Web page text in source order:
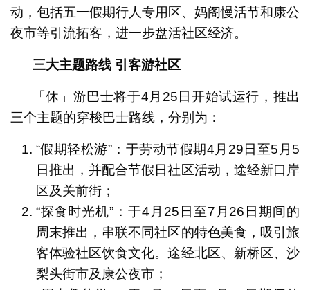
动，包括五一假期行人专用区、妈阁慢活节和康公
夜市等引流拓客，进一步盘活社区经济。
三大主题路线 引客游社区
「休」游巴士将于4月25日开始试运行，推出
三个主题的穿梭巴士路线，分别为：
“假期轻松游”：于劳动节假期4月29日至5月5
日推出，并配合节假日社区活动，途经新口岸
区及关前街；
“探食时光机”：于4月25日至7月26日期间的
周末推出，串联不同社区的特色美食，吸引旅
客体验社区饮食文化。途经北区、新桥区、沙
梨头街市及康公夜市；